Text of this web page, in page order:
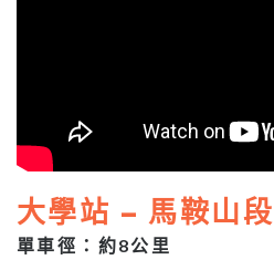
大學站 – 馬鞍山段
單車徑：約8公里